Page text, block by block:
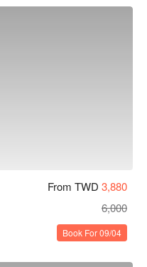
From TWD 3,880
6,000
Book For 09/04